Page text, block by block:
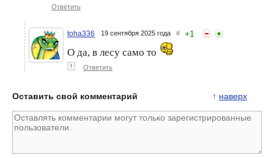
Ответить
toha336 19 сентября 2025 года # +1
О да, в лесу само то
↑ Ответить
↑ наверх
Оставить свой комментарий